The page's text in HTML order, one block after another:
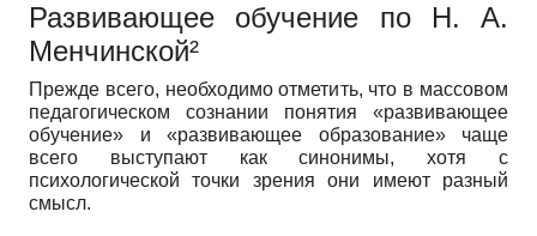
Развивающее обучение по Н. А.
Менчинской²
Прежде всего, необходимо отметить, что в массовом
педагогическом сознании понятия «развивающее
обучение» и «развивающее образование» чаще
всего выступают как синонимы, хотя с
психологической точки зрения они имеют разный
смысл.